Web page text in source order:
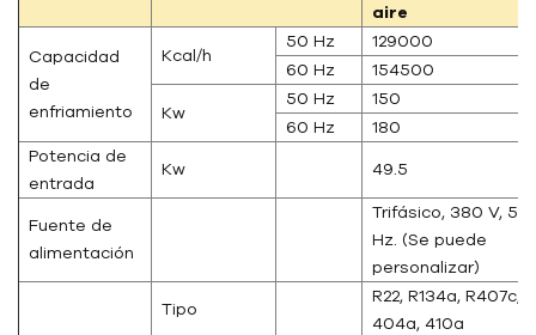
aire
Capacidad
de
enfriamiento
Kcal/h
50 Hz
129000
60 Hz
154500
Kw
50 Hz
150
60 Hz
180
Potencia de
entrada
Kw 49.5
Fuente de
alimentación
Trifásico, 380 V, 50
Hz. (Se puede
personalizar)
Tipo
R22, R134a, R407c,
404a, 410a